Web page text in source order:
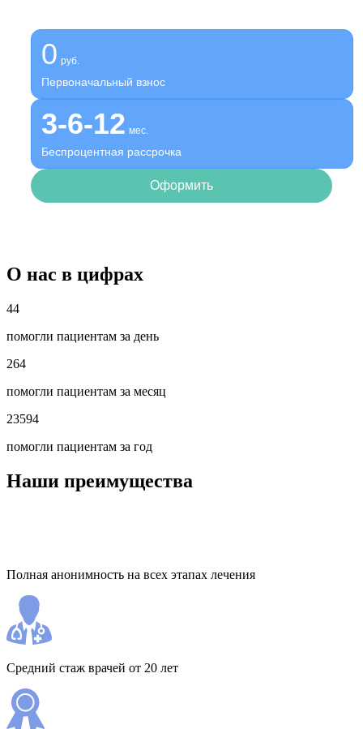
0 руб.
Первоначальный взнос
3-6-12 мес.
Беспроцентная рассрочка
Оформить
О нас в цифрах
44
помогли пациентам за день
264
помогли пациентам за месяц
23594
помогли пациентам за год
Наши преимущества
Полная анонимность на всех этапах лечения
Средний стаж врачей от 20 лет